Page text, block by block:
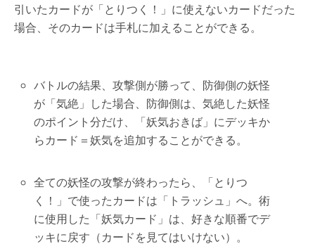
引いたカードが「とりつく！」に使えないカードだった
場合、そのカードは手札に加えることができる。
バトルの結果、攻撃側が勝って、防御側の妖怪
が「気絶」した場合、防御側は、気絶した妖怪
のポイント分だけ、「妖気おきば」にデッキか
らカード＝妖気を追加することができる。
全ての妖怪の攻撃が終わったら、「とりつ
く！」で使ったカードは「トラッシュ」へ。術
に使用した「妖気カード」は、好きな順番でデ
ッキに戻す（カードを見てはいけない）。